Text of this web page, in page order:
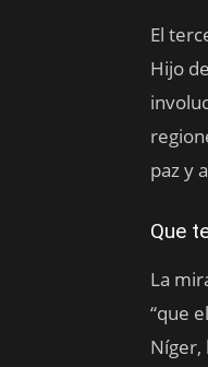
El
Hijo
paz y
Que
La
“que
Níger,